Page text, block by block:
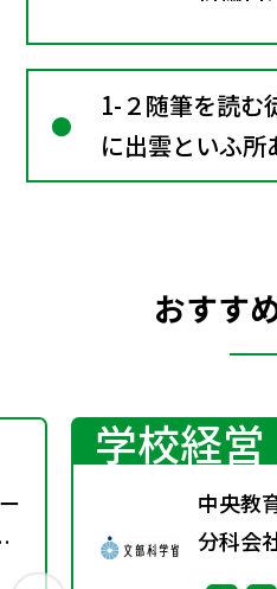
1-２随筆を読む
に出雲といふ所
二十日のころ】
おすす
学校経営
中央教
分科会
に関す